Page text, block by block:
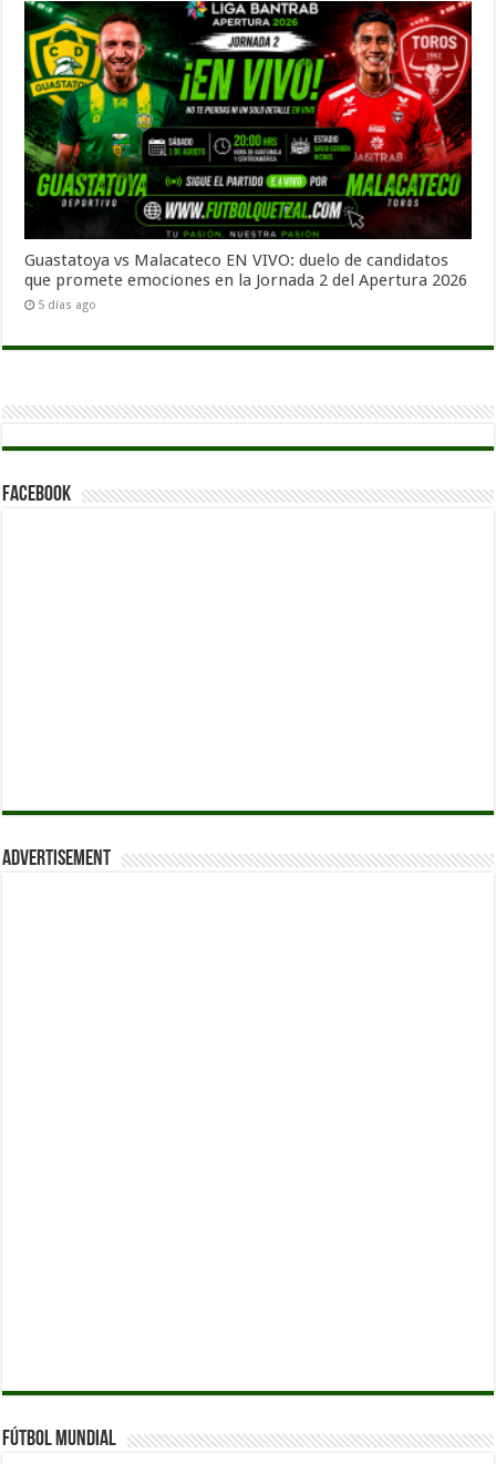
Guastatoya vs Malacateco EN VIVO: duelo de candidatos
que promete emociones en la Jornada 2 del Apertura 2026
5 días ago
Facebook
Advertisement
Fútbol Mundial